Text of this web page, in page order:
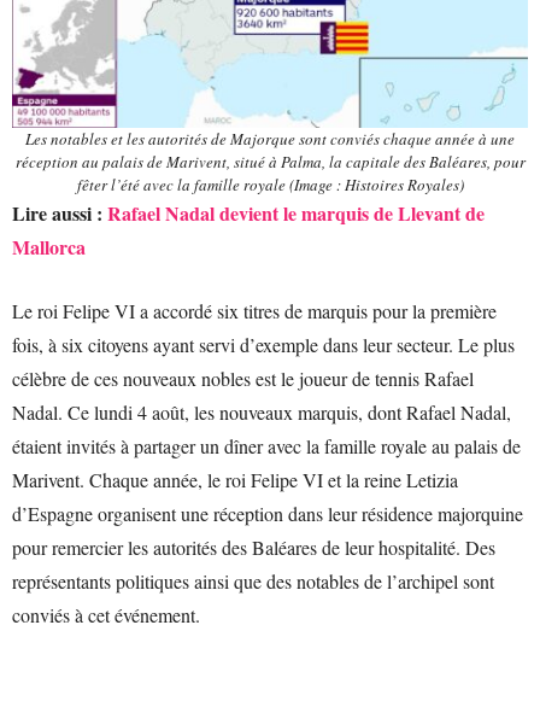
Les notables et les autorités de Majorque sont conviés chaque année à une
réception au palais de Marivent, situé à Palma, la capitale des Baléares, pour
fêter l’été avec la famille royale (Image : Histoires Royales)
Lire aussi : Rafael Nadal devient le marquis de Llevant de
Mallorca
Le roi Felipe VI a accordé six titres de marquis pour la première
fois, à six citoyens ayant servi d’exemple dans leur secteur. Le plus
célèbre de ces nouveaux nobles est le joueur de tennis Rafael
Nadal. Ce lundi 4 août, les nouveaux marquis, dont Rafael Nadal,
étaient invités à partager un dîner avec la famille royale au palais de
Marivent. Chaque année, le roi Felipe VI et la reine Letizia
d’Espagne organisent une réception dans leur résidence majorquine
pour remercier les autorités des Baléares de leur hospitalité. Des
représentants politiques ainsi que des notables de l’archipel sont
conviés à cet événement.